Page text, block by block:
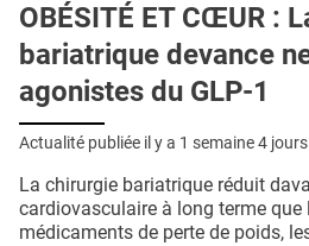
OBÉSITÉ ET CŒUR :
bariatrique devance
agonistes du GLP-1
Actualité publiée il y a 1 semaine 4 jours
La chirurgie bariatrique réduit
cardiovasculaire à long terme que
médicaments de perte de poids,